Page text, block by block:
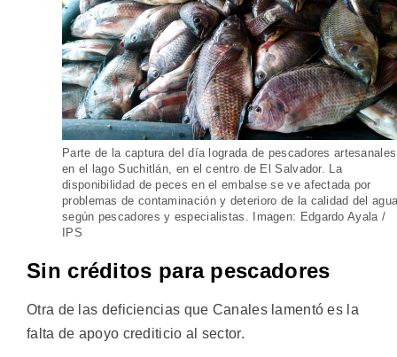
Parte de la captura del día lograda de pescadores artesanales
en el lago Suchitlán, en el centro de El Salvador. La
disponibilidad de peces en el embalse se ve afectada por
problemas de contaminación y deterioro de la calidad del
según pescadores y especialistas. Imagen: Edgardo Ayala /
IPS
Sin créditos para pescadores
Otra de las deficiencias que Canales lamentó es la
falta de apoyo crediticio al sector.